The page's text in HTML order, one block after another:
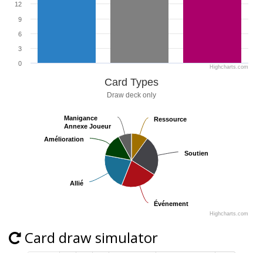
0
3
6
9
12
Highcharts.com
Card Types
Draw deck only
Ressource
Ressource
Soutien
Soutien
Événement
Événement
Allié
Allié
Amélioration
Amélioration
Manigance
Annexe Joueur
Manigance
Annexe Joueur
Highcharts.com
Card draw simulator